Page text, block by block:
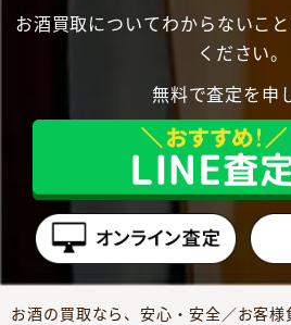
お酒買取についてわからないこ
ください。
無料で査定を申
お酒の買取なら、安心・安全／お客